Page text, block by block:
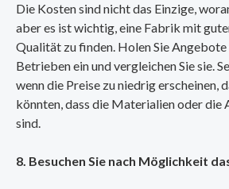
Die Kosten sind nicht das Einzige,
aber es ist wichtig, eine Fabrik mit
Qualität zu finden. Holen Sie
Betrieben ein und vergleichen Sie sie.
wenn die Preise zu niedrig erscheinen,
könnten, dass die Materialien oder die
sind.
8. Besuchen Sie nach Möglichkeit